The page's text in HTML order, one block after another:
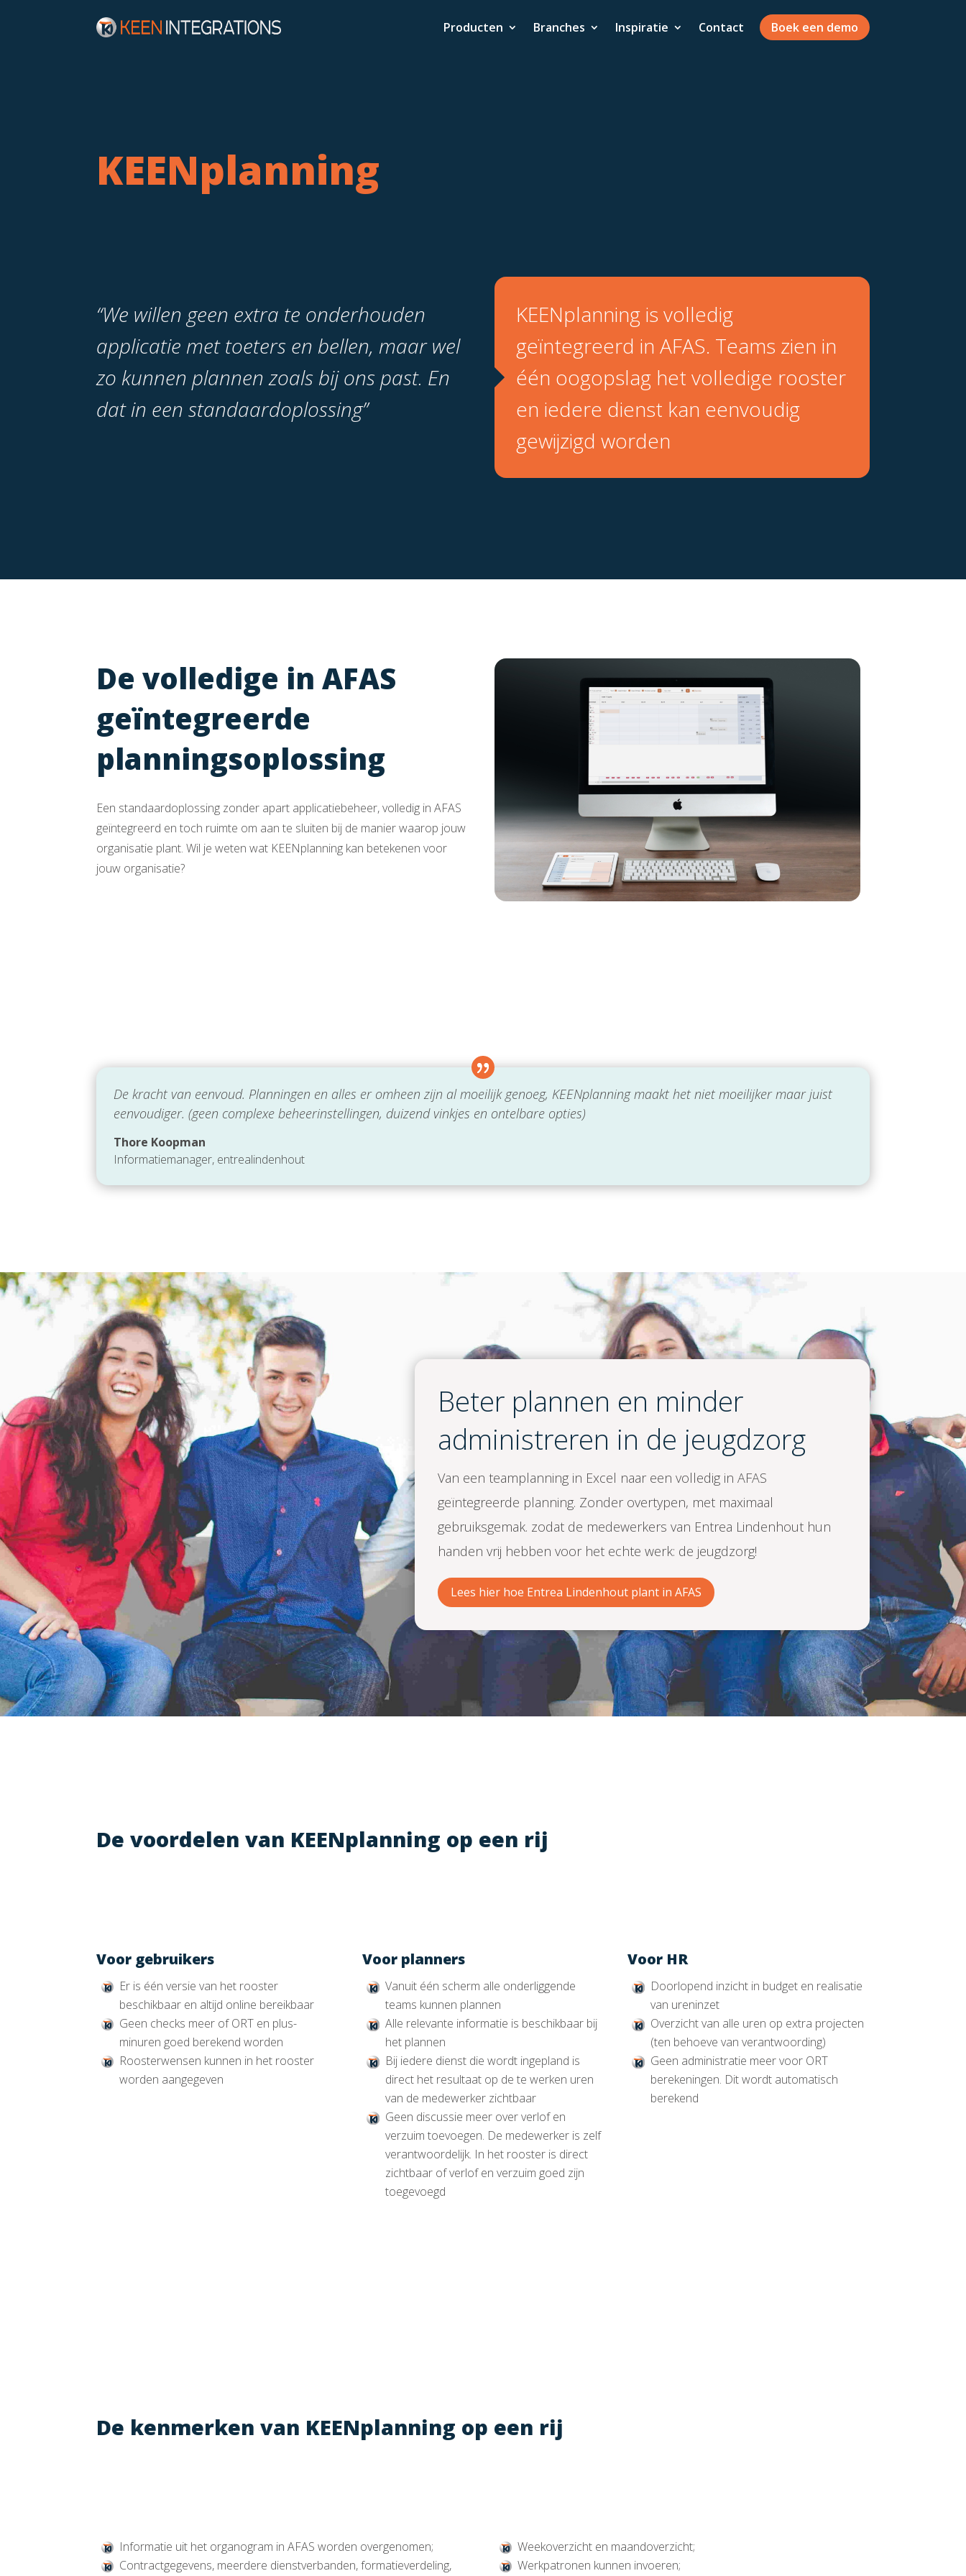
Producten Branches Inspiratie Contact Boek een demo
KEENplanning
“We willen geen extra te onderhouden
applicatie met toeters en bellen, maar wel
zo kunnen plannen zoals bij ons past. En
dat in een standaardoplossing”
KEENplanning is volledig
geïntegreerd in AFAS. Teams zien in
één oogopslag het volledige rooster
en iedere dienst kan eenvoudig
gewijzigd worden
De volledige in AFAS
geïntegreerde
planningsoplossing
Een standaardoplossing zonder apart applicatiebeheer, volledig in AFAS
geïntegreerd en toch ruimte om aan te sluiten bij de manier waarop jouw
organisatie plant. Wil je weten wat KEENplanning kan betekenen voor
jouw organisatie?
De kracht van eenvoud. Planningen en alles er omheen zijn al moeilijk genoeg, KEENplanning maakt het niet moeilijker maar juist
eenvoudiger. (geen complexe beheerinstellingen, duizend vinkjes en ontelbare opties)
Thore Koopman
Informatiemanager, entrealindenhout
Beter plannen en minder
administreren in de jeugdzorg
Van een teamplanning in Excel naar een volledig in AFAS
geïntegreerde planning. Zonder overtypen, met maximaal
gebruiksgemak. zodat de medewerkers van Entrea Lindenhout hun
handen vrij hebben voor het echte werk: de jeugdzorg!
Lees hier hoe Entrea Lindenhout plant in AFAS
De voordelen van KEENplanning op een rij
Voor gebruikers
Er is één versie van het rooster
beschikbaar en altijd online bereikbaar
Geen checks meer of ORT en plus-
minuren goed berekend worden
Roosterwensen kunnen in het rooster
worden aangegeven
Voor planners
Vanuit één scherm alle onderliggende
teams kunnen plannen
Alle relevante informatie is beschikbaar bij
het plannen
Bij iedere dienst die wordt ingepland is
direct het resultaat op de te werken uren
van de medewerker zichtbaar
Geen discussie meer over verlof en
verzuim toevoegen. De medewerker is zelf
verantwoordelijk. In het rooster is direct
zichtbaar of verlof en verzuim goed zijn
toegevoegd
Voor HR
Doorlopend inzicht in budget en realisatie
van ureninzet
Overzicht van alle uren op extra projecten
(ten behoeve van verantwoording)
Geen administratie meer voor ORT
berekeningen. Dit wordt automatisch
berekend
De kenmerken van KEENplanning op een rij
Informatie uit het organogram in AFAS worden overgenomen;
Contractgegevens, meerdere dienstverbanden, formatieverdeling,
Weekoverzicht en maandoverzicht;
Werkpatronen kunnen invoeren;